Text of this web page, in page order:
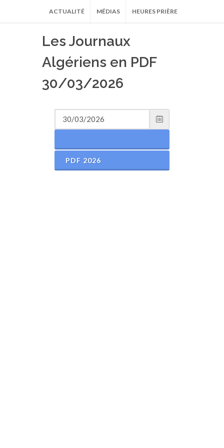
ACTUALITÉ MÉDIAS HEURES PRIÈRE
Les Journaux
Algériens en PDF
30/03/2026
PDF 2026